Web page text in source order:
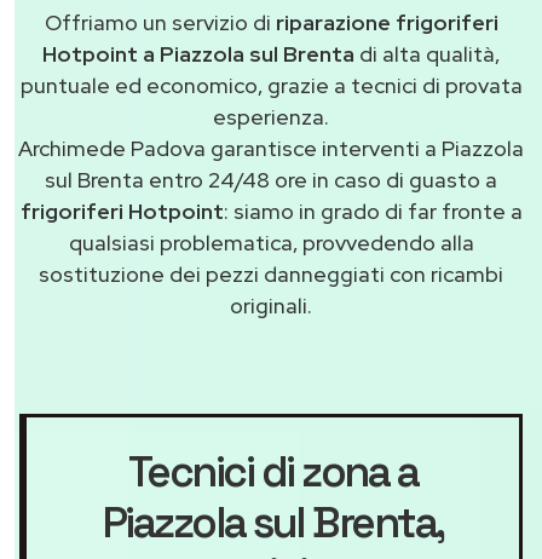
Offriamo un servizio di riparazione frigoriferi
Hotpoint a Piazzola sul Brenta di alta qualità,
puntuale ed economico, grazie a tecnici di provata
esperienza.
Archimede Padova garantisce interventi a Piazzola
sul Brenta entro 24/48 ore in caso di guasto a
frigoriferi Hotpoint: siamo in grado di far fronte a
qualsiasi problematica, provvedendo alla
sostituzione dei pezzi danneggiati con ricambi
originali.
Tecnici di zona a
Piazzola sul Brenta,